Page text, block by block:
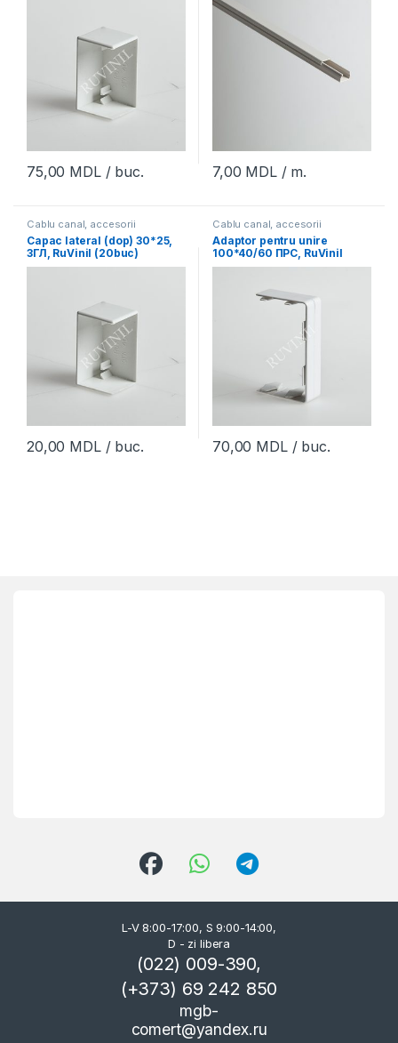
75,00 MDL/ buc. 7,00 MDL/ m.
Cablu canal, accesorii
Capac lateral (dop) 30*25,
ЗГЛ, RuVinil (20buc)
20,00 MDL/ buc.
Cablu canal, accesorii
Adaptor pentru unire
100*40/60 ПРС, RuVinil
(4buc)
70,00 MDL/ buc.
L-V 8:00-17:00, S 9:00-14:00,
D - zi libera
(022) 009-390,
(+373) 69 242 850
mgb-
comert@yandex.ru